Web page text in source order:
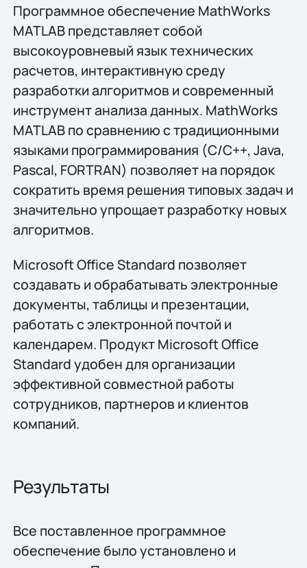
Программное обеспечение MathWorks
MATLAB представляет собой
высокоуровневый язык технических
расчетов, интерактивную среду
разработки алгоритмов и современный
инструмент анализа данных. MathWorks
MATLAB по сравнению с традиционными
языками программирования (C/C++, Java,
Pascal, FORTRAN) позволяет на порядок
сократить время решения типовых задач и
значительно упрощает разработку новых
алгоритмов.
Microsoft Office Standard позволяет
создавать и обрабатывать электронные
документы, таблицы и презентации,
работать с электронной почтой и
календарем. Продукт Microsoft Office
Standard удобен для организации
эффективной совместной работы
сотрудников, партнеров и клиентов
компаний.
Результаты
Все поставленное программное
обеспечение было установлено и